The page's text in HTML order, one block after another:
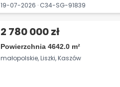
19-07-2026 · C34-SG-91839
2 780 000 zł
Powierzchnia 4642.0 m²
małopolskie, Liszki, Kaszów